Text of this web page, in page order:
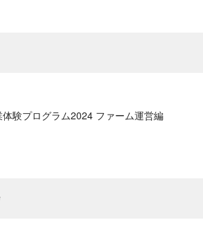
験プログラム2024 ファーム運営編